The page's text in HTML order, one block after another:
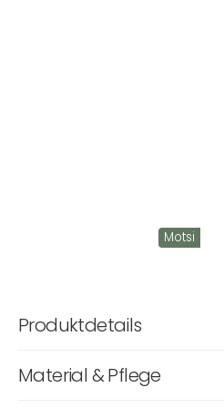
Motsi
Produktdetails
Material & Pflege